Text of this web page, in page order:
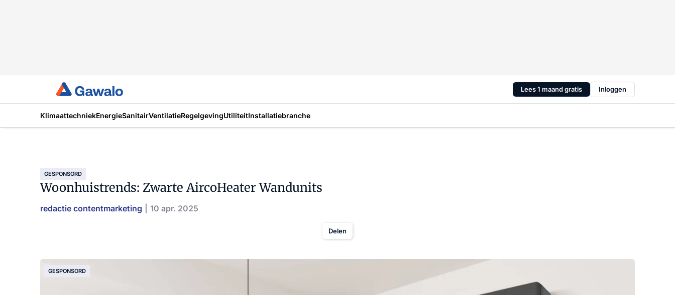
Lees 1 maand gratis Inloggen
KlimaattechniekEnergieSanitairVentilatieRegelgevingUtiliteitInstallatiebranche
GESPONSORD
Woonhuistrends: Zwarte AircoHeater Wandunits
redactie contentmarketing 10 apr. 2025
Delen
GESPONSORD